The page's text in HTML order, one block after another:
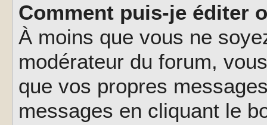
Comment puis-je éditer
À moins que vous ne
modérateur du forum,
que vos propres
messages en cliquant le